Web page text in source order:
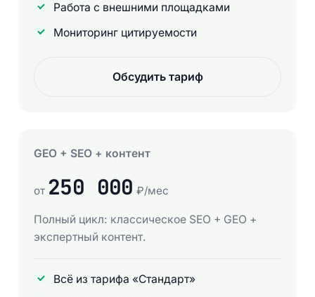
Работа с внешними площадками
Мониторинг цитируемости
Обсудить тариф
GEO + SEO + контент
от 250 000 ₽/мес
Полный цикл: классическое SEO + GEO +
экспертный контент.
Всё из тарифа «Стандарт»